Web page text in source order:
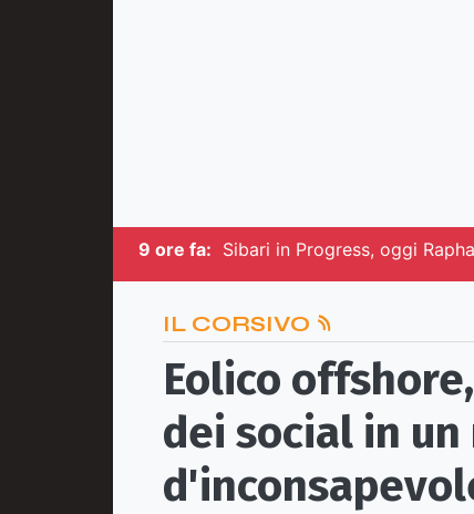
9 ore fa: Sibari in Progress, oggi
IL CORSIVO
Eolico
dei social in un